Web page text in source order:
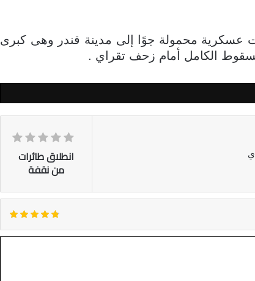
عسكرية محمولة جوًا إلى مدينة قندر وهى كبرى
السقوط الكامل أمام زحف تقراي .
انطلاق طائرات
من نقفة